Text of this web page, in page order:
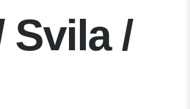
Svila /